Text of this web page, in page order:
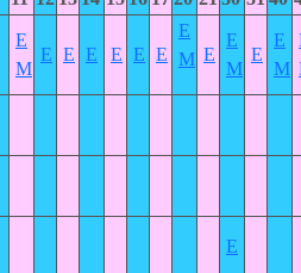
E
M
E E E E E E
E
M E
E
M
E
E
M
E